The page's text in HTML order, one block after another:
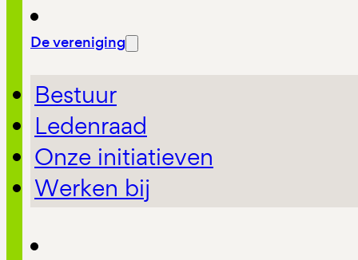
De vereniging
Bestuur
Ledenraad
Onze initiatieven
Werken bij